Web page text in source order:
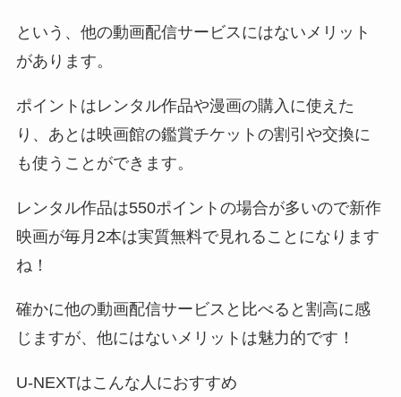
という、他の動画配信サービスにはないメリット
があります。
ポイントはレンタル作品や漫画の購入に使えた
り、あとは映画館の鑑賞チケットの割引や交換に
も使うことができます。
レンタル作品は550ポイントの場合が多いので新作
映画が毎月2本は実質無料で見れることになります
ね！
確かに他の動画配信サービスと比べると割高に感
じますが、他にはないメリットは魅力的です！
U-NEXTはこんな人におすすめ